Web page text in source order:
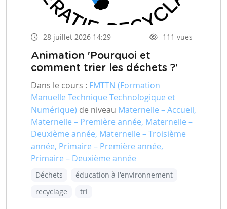
28 juillet 2026 14:29 111 vues
Animation 'Pourquoi et
comment trier les déchets ?'
Dans le cours : FMTTN (Formation
Manuelle Technique Technologique et
Numérique) de niveau Maternelle – Accueil,
Maternelle – Première année, Maternelle –
Deuxième année, Maternelle – Troisième
année, Primaire – Première année,
Primaire – Deuxième année
Déchets
éducation à l'environnement
recyclage
tri